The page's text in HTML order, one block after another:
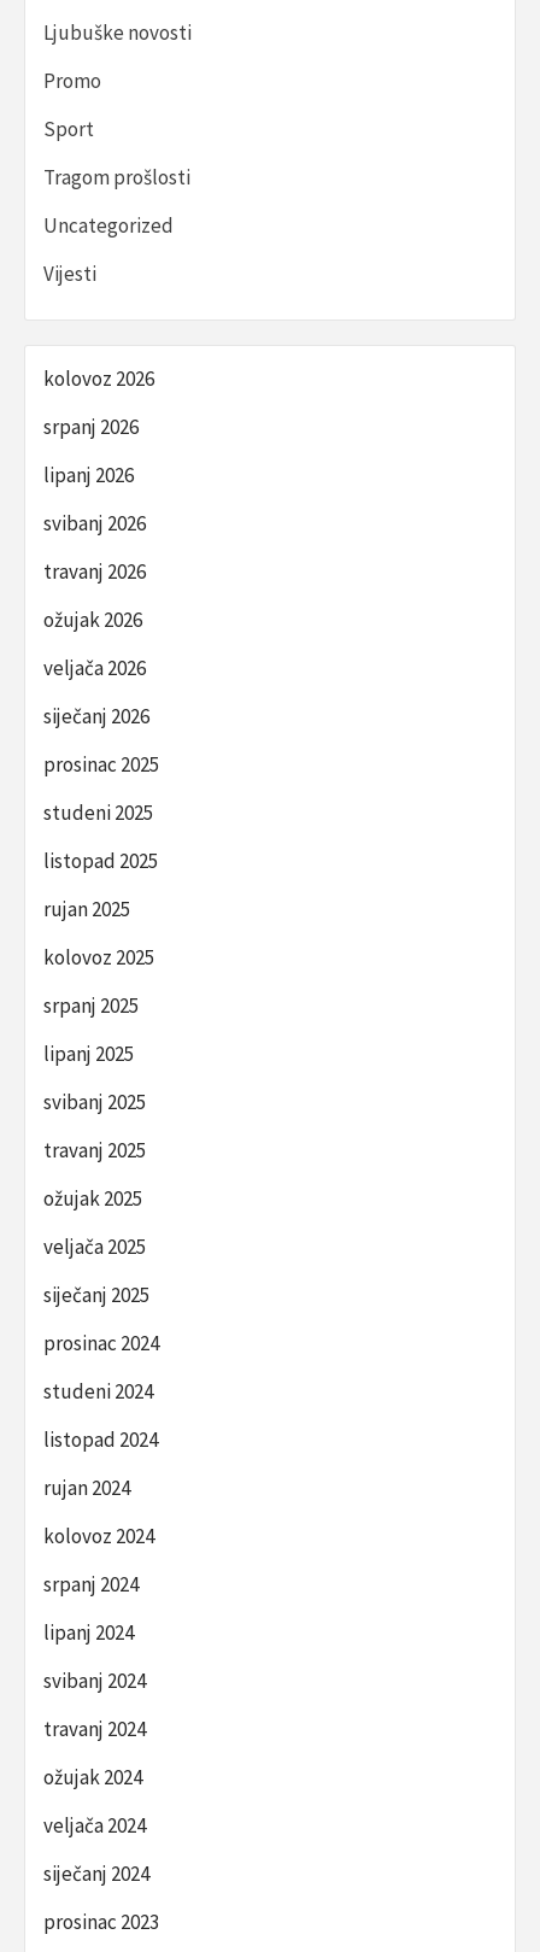
Ljubuške novosti
Promo
Sport
Tragom prošlosti
Uncategorized
Vijesti
kolovoz 2026
srpanj 2026
lipanj 2026
svibanj 2026
travanj 2026
ožujak 2026
veljača 2026
siječanj 2026
prosinac 2025
studeni 2025
listopad 2025
rujan 2025
kolovoz 2025
srpanj 2025
lipanj 2025
svibanj 2025
travanj 2025
ožujak 2025
veljača 2025
siječanj 2025
prosinac 2024
studeni 2024
listopad 2024
rujan 2024
kolovoz 2024
srpanj 2024
lipanj 2024
svibanj 2024
travanj 2024
ožujak 2024
veljača 2024
siječanj 2024
prosinac 2023